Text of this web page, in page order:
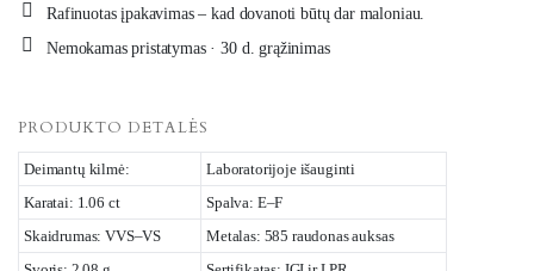
Rafinuotas įpakavimas – kad dovanoti būtų dar maloniau.
Nemokamas pristatymas · 30 d. grąžinimas
PRODUKTO DETALĖS
Deimantų kilmė:
Laboratorijoje išauginti
Karatai: 1.06 ct
Spalva: E–F
Skaidrumas: VVS–VS
Metalas: 585 raudonas auksas